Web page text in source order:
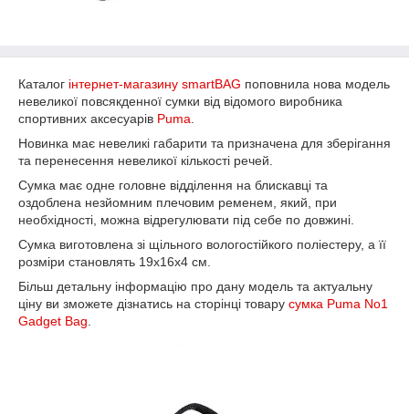
Каталог інтернет-магазину smartBAG поповнила нова модель
невеликої повсякденної сумки від відомого виробника
спортивних аксесуарів Puma
Новинка має невеликі габарити та призначена для зберігання
та перенесення невеликої кількості речей.
Сумка має одне головне відділення на блискавці та
оздоблена незйомним плечовим ременем, який, при
необхідності, можна відрегулювати під себе по довжині.
Сумка виготовлена зі щільного вологостійкого поліестеру, а її
розміри становлять 19х16х4 см.
Більш детальну інформацію про дану модель та актуальну
ціну ви зможете дізнатись на сторінці товару сумка Puma No1
Gadget Bag